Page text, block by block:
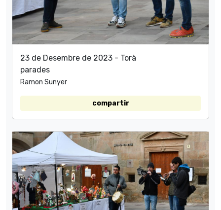
23 de Desembre de 2023 - Torà
parades
Ramon Sunyer
compartir